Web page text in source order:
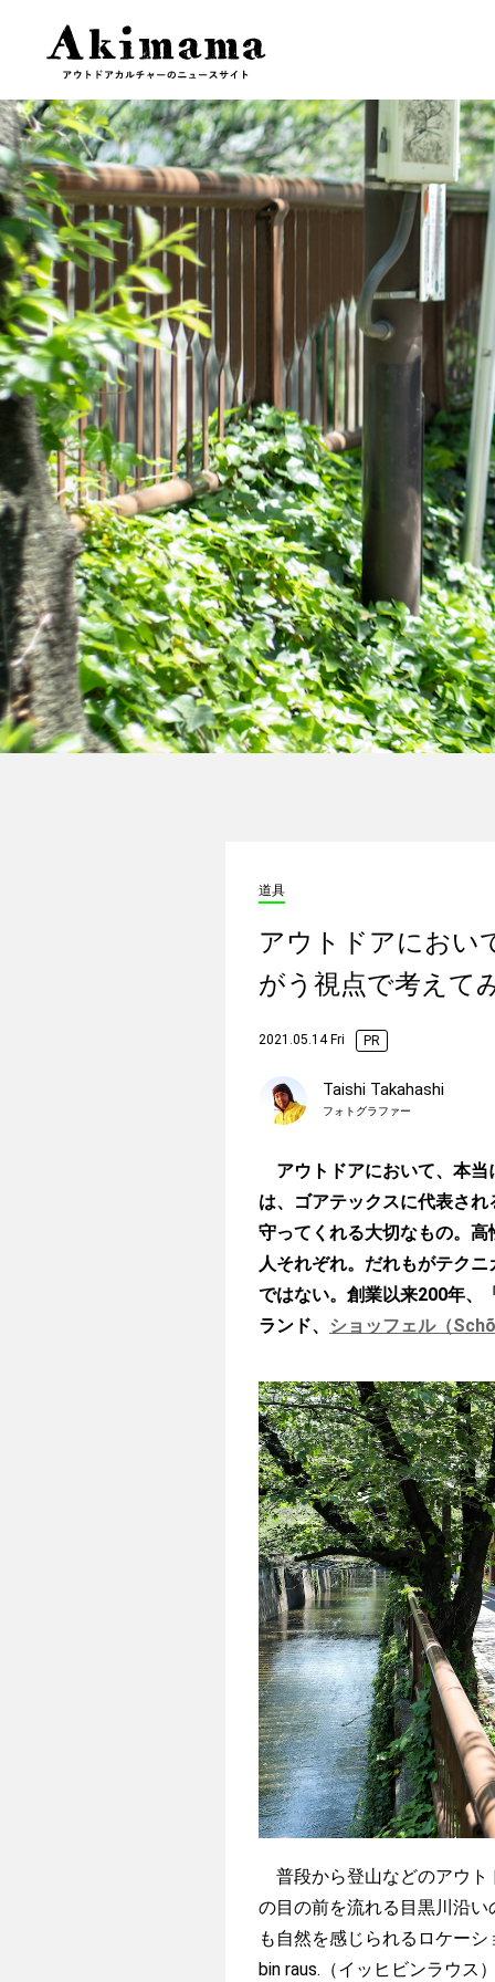
道具
アウトドアにおい
がう視点で考えて
2021.05.14 Fri PR
Taishi Takahashi
フォトグラファー
アウトドアにおいて、本当
は、ゴアテックスに代表さ
守ってくれる大切なもの。
人それぞれ。だれもがテク
ではない。創業以来200年、
ランド、
ショッフェル（
普段から登山などのアウト
の目の前を流れる目黒川沿
も自然を感じられるロケー
bin raus.（イッヒビンラウス